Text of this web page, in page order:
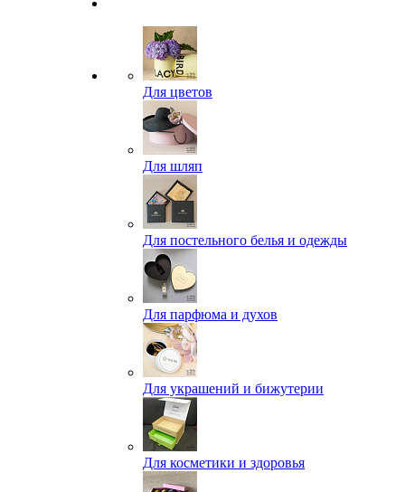
Для цветов
Для шляп
Для постельного белья и одежды
Для парфюма и духов
Для украшений и бижутерии
Для косметики и здоровья